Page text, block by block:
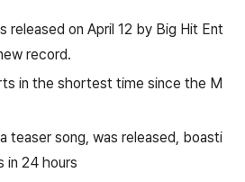
released on April 12 by Big Hit Ent
record.
in the shortest time since the M
teaser song, was released, boasti
in 24 hours